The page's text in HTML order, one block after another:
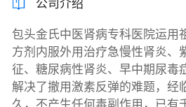
公司介绍
包头金氏中医肾病专科医院运用
方剂内服外用治疗急慢性肾炎、
征、糖尿病性肾炎、早中期尿毒
解决了撤用激素反弹的难题，经